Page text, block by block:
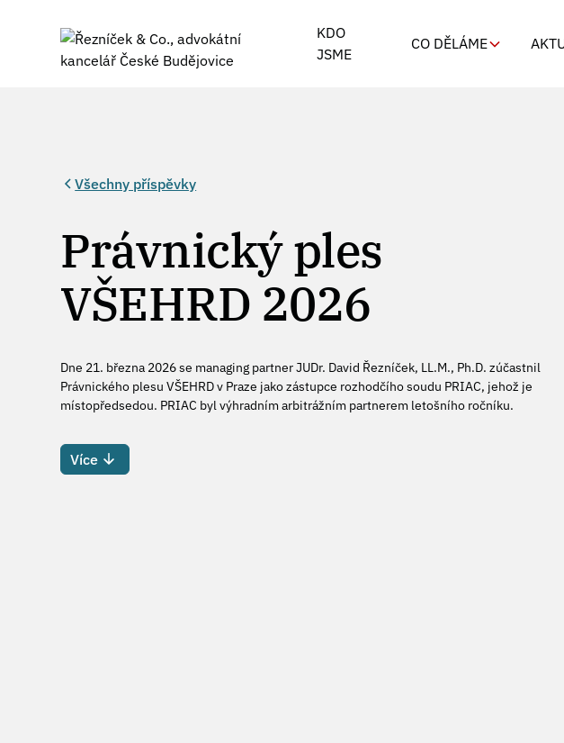
KDO
JSME
CO DĚLÁME
Všechny příspěvky
Právnický ples
VŠEHRD 2026
Dne 21. března 2026 se managing partner JUDr. David Řezníček, LL.M., Ph.D. zúčastnil
Právnického plesu VŠEHRD v Praze jako zástupce rozhodčího soudu PRIAC, jehož je
místopředsedou. PRIAC byl výhradním arbitrážním partnerem letošního ročníku.
Více